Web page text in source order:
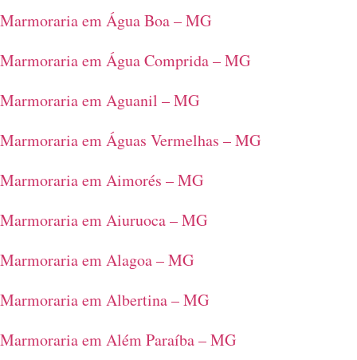
Marmoraria em Água Boa – MG
Marmoraria em Água Comprida – MG
Marmoraria em Aguanil – MG
Marmoraria em Águas Vermelhas – MG
Marmoraria em Aimorés – MG
Marmoraria em Aiuruoca – MG
Marmoraria em Alagoa – MG
Marmoraria em Albertina – MG
Marmoraria em Além Paraíba – MG